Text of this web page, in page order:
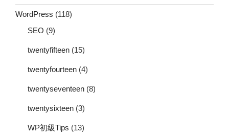
WordPress (118)
SEO (9)
twentyfifteen (15)
twentyfourteen (4)
twentyseventeen (8)
twentysixteen (3)
WP初級Tips (13)